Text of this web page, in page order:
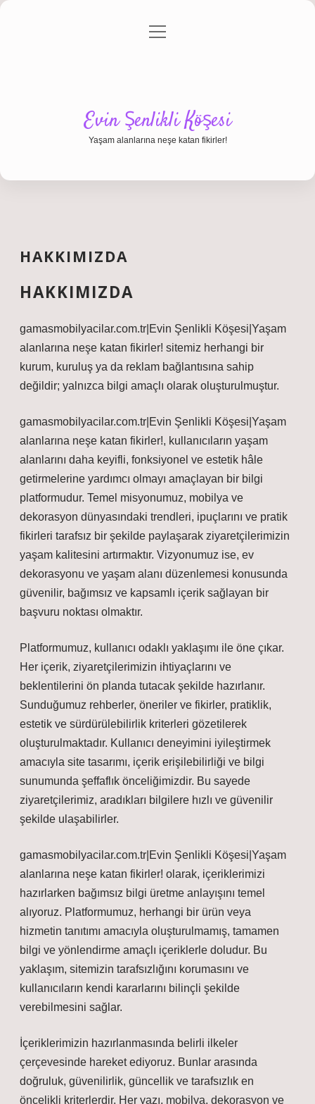
Gizlilik Politikası
menüyü
Evin Şenlikli Köşesi
Yaşam alanlarına neşe katan fikirler!
HAKKIMIZDA
HAKKIMIZDA
gamasmobilyacilar.com.tr|Evin Şenlikli Köşesi|Yaşam
alanlarına neşe katan fikirler! sitemiz herhangi bir
kurum, kuruluş ya da reklam bağlantısına sahip
değildir; yalnızca bilgi amaçlı olarak oluşturulmuştur.
gamasmobilyacilar.com.tr|Evin Şenlikli Köşesi|Yaşam
alanlarına neşe katan fikirler!, kullanıcıların yaşam
alanlarını daha keyifli, fonksiyonel ve estetik hâle
getirmelerine yardımcı olmayı amaçlayan bir bilgi
platformudur. Temel misyonumuz, mobilya ve
dekorasyon dünyasındaki trendleri, ipuçlarını ve pratik
fikirleri tarafsız bir şekilde paylaşarak ziyaretçilerimizin
yaşam kalitesini artırmaktır. Vizyonumuz ise, ev
dekorasyonu ve yaşam alanı düzenlemesi konusunda
güvenilir, bağımsız ve kapsamlı içerik sağlayan bir
başvuru noktası olmaktır.
Platformumuz, kullanıcı odaklı yaklaşımı ile öne çıkar.
Her içerik, ziyaretçilerimizin ihtiyaçlarını ve
beklentilerini ön planda tutacak şekilde hazırlanır.
Sunduğumuz rehberler, öneriler ve fikirler, pratiklik,
estetik ve sürdürülebilirlik kriterleri gözetilerek
oluşturulmaktadır. Kullanıcı deneyimini iyileştirmek
amacıyla site tasarımı, içerik erişilebilirliği ve bilgi
sunumunda şeffaflık önceliğimizdir. Bu sayede
ziyaretçilerimiz, aradıkları bilgilere hızlı ve güvenilir
şekilde ulaşabilirler.
gamasmobilyacilar.com.tr|Evin Şenlikli Köşesi|Yaşam
alanlarına neşe katan fikirler! olarak, içeriklerimizi
hazırlarken bağımsız bilgi üretme anlayışını temel
alıyoruz. Platformumuz, herhangi bir ürün veya
hizmetin tanıtımı amacıyla oluşturulmamış, tamamen
bilgi ve yönlendirme amaçlı içeriklerle doludur. Bu
yaklaşım, sitemizin tarafsızlığını korumasını ve
kullanıcıların kendi kararlarını bilinçli şekilde
verebilmesini sağlar.
İçeriklerimizin hazırlanmasında belirli ilkeler
çerçevesinde hareket ediyoruz. Bunlar arasında
doğruluk, güvenilirlik, güncellik ve tarafsızlık en
öncelikli kriterlerdir. Her yazı, mobilya, dekorasyon ve